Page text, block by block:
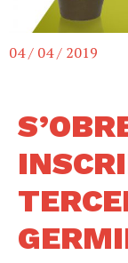
04 / 04 / 2019